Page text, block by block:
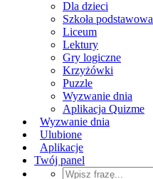
Dla dzieci
Szkoła podstawowa
Liceum
Lektury
Gry logiczne
Krzyżówki
Puzzle
Wyzwanie dnia
Aplikacja Quizme
Wyzwanie dnia
Ulubione
Aplikacje
Twój panel